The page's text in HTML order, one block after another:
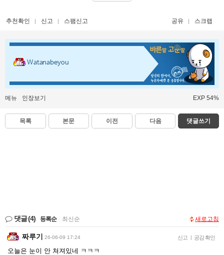
추천확인 신고 스팸신고 공유 스크랩
Watanabeyou
메뉴 인장보기 EXP 54%
목록 본문 이전 다음 댓글쓰기
댓글(4) 등록순 최신순 새로고침
짜루기 26-06-09 17:24 신고 | 공감 확인
오늘은 눈이 안 쳐져있네 ㅋㅋㅋ